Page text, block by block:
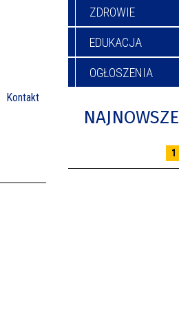
Kontakt
ZDROWIE
EDUKACJA
OGŁOSZENIA
NAJNOWSZE
1